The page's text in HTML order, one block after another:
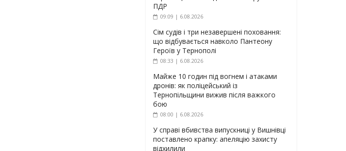
ПДР
09:09 | 6.08.2026
Сім судів і три незавершені поховання:
що відбувається навколо Пантеону
Героїв у Тернополі
08:33 | 6.08.2026
Майже 10 годин під вогнем і атаками
дронів: як поліцейський із
Тернопільщини вижив після важкого
бою
08:00 | 6.08.2026
У справі вбивства випускниці у Вишнівці
поставлено крапку: апеляцію захисту
відхилили